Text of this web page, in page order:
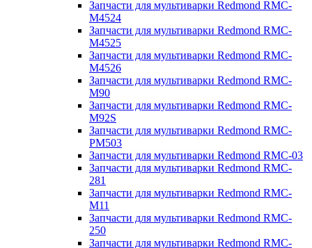
Запчасти для мультиварки Redmond RMC-
M4524
Запчасти для мультиварки Redmond RMC-
M4525
Запчасти для мультиварки Redmond RMC-
M4526
Запчасти для мультиварки Redmond RMC-
M90
Запчасти для мультиварки Redmond RMC-
M92S
Запчасти для мультиварки Redmond RMC-
PM503
Запчасти для мультиварки Redmond RMC-03
Запчасти для мультиварки Redmond RMC-
281
Запчасти для мультиварки Redmond RMC-
M11
Запчасти для мультиварки Redmond RMC-
250
Запчасти для мультиварки Redmond RMC-